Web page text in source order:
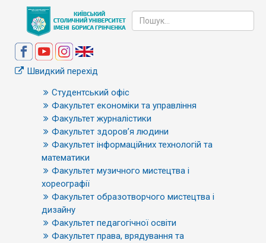
Швидкий перехід
Студентський офіс
Факультет економіки та управління
Факультет журналістики
Факультет здоров’я людини
Факультет інформаційних технологій та
математики
Факультет музичного мистецтва і
хореографії
Факультет образотворчого мистецтва і
дизайну
Факультет педагогічної освіти
Факультет права, врядування та